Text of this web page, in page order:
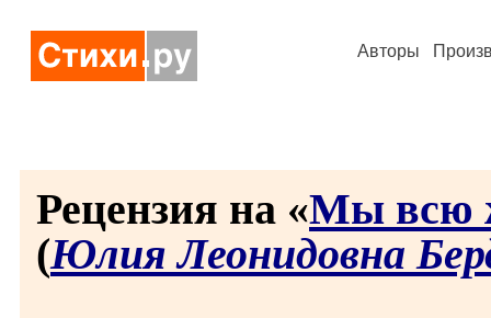
Авторы
Рецензия на «Мы всю
(Юлия Леонидовна